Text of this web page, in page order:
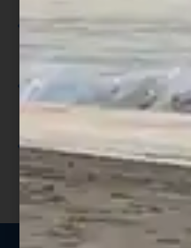
Per ogni
punti;
Utilizza i punti
sconto;
I punti sono
prodotto;